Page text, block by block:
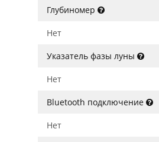
Глубиномер
Нет
Указатель фазы луны
Нет
Bluetooth подключение
Нет